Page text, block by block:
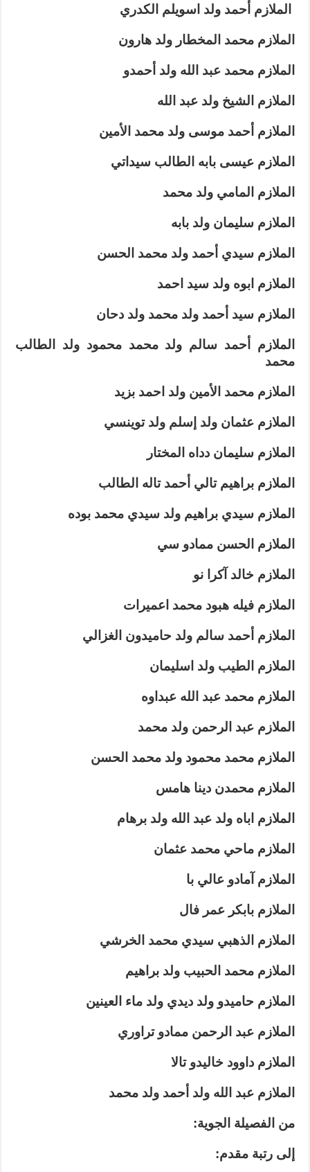
الملازم أحمد ولد اسويلم الكدري
الملازم محمد المخطار ولد هارون
الملازم محمد عبد الله ولد أحمدو
الملازم الشيخ ولد عبد الله
الملازم أحمد موسى ولد محمد الأمين
الملازم عيسى بابه الطالب سيداتي
الملازم المامي ولد محمد
الملازم سليمان ولد بابه
الملازم سيدي أحمد ولد محمد الحسن
الملازم ابوه ولد سيد احمد
الملازم سيد أحمد ولد محمد ولد دحان
الملازم أحمد سالم ولد محمد محمود ولد الطالب
محمد
الملازم محمد الأمين ولد احمد بزيد
الملازم عثمان ولد إسلم ولد توينسي
الملازم سليمان دداه المختار
الملازم براهيم تالي أحمد تاله الطالب
الملازم سيدي براهيم ولد سيدي محمد بوده
الملازم الحسن ممادو سي
الملازم خالد آكرا نو
الملازم فيله هبود محمد اعميرات
الملازم أحمد سالم ولد حاميدون الغزالي
الملازم الطيب ولد اسليمان
الملازم محمد عبد الله عبداوه
الملازم عبد الرحمن ولد محمد
الملازم محمد محمود ولد محمد الحسن
الملازم محمدن دينا هامس
الملازم اباه ولد عبد الله ولد برهام
الملازم ماحي محمد عثمان
الملازم آمادو عالي با
الملازم بابكر عمر فال
الملازم الذهبي سيدي محمد الخرشي
الملازم محمد الحبيب ولد براهيم
الملازم حاميدو ولد ديدي ولد ماء العينين
الملازم عبد الرحمن ممادو تراوري
الملازم داوود خاليدو تالا
الملازم عبد الله ولد أحمد ولد محمد
من الفصيلة الجوية:
إلى رتبة مقدم: